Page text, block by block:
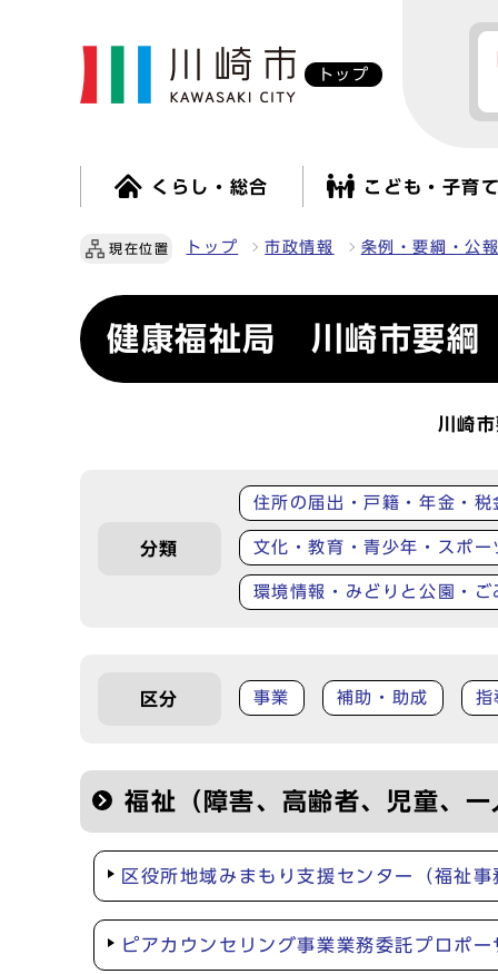
トップ
くらし・総合 こども・子育
現在位置 トップ 市政情報 条例・要綱・公
健康福祉局 川崎市要綱
川崎
分類
住所の届出・戸籍・年金・税
文化・教育・青少年・スポ
環境情報・みどりと公園・
区分 事業 補助・助成 指
福祉（障害、高齢者、児童、
区役所地域みまもり支援センター（福祉
ピアカウンセリング事業業務委託プロポ